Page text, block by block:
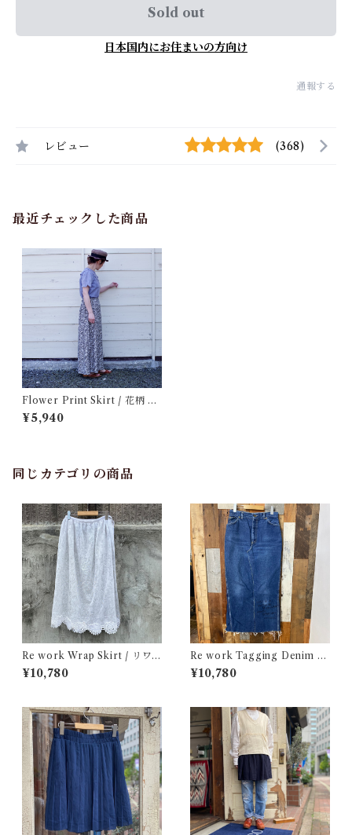
Sold out
日本国内にお住まいの方向け
通報する
レビュー (368)
最近チェックした商品
Flower Print Skirt / 花柄 ロ
ング スカート
¥5,940
同じカテゴリの商品
Re work Wrap Skirt / リワ
ーク レース ラップ スカート古
着
¥10,780
Re work Tagging Denim L
ong Skirt / リワーク タギン
¥10,780